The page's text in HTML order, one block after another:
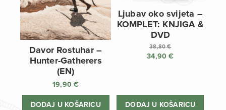
Davor Rostuhar –
Hunter-Gatherers
(EN)
19,90€
DODAJ U KOŠARICU
Ljubav oko svijeta –
KOMPLET: KNJIGA &
DVD
38,80€
Izvorna
38,80 €.
34,90€
34,90 €.
DODAJ U KOŠARICU